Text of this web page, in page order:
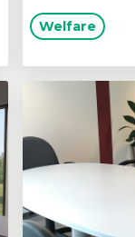
Welfare